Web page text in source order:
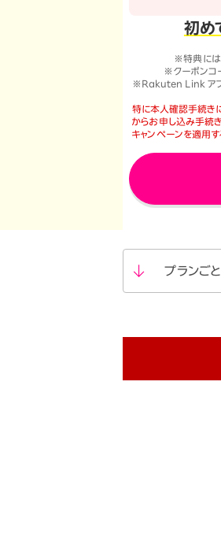
初め
※特典には
※クーポンコ
※Rakuten Link アプ
特に本人確認手続き
からお申し込み手続
キャンペーンを適用
プランご